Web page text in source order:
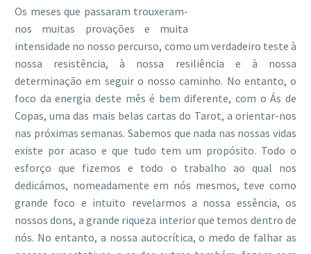
Os meses que passaram trouxeram-
nos muitas provações e muita
intensidade no nosso percurso, como um verdadeiro teste à
nossa resistência, à nossa resiliência e à nossa
determinação em seguir o nosso caminho. No entanto, o
foco da energia deste mês é bem diferente, com o Ás de
Copas, uma das mais belas cartas do Tarot, a orientar-nos
nas próximas semanas. Sabemos que nada nas nossas vidas
existe por acaso e que tudo tem um propósito. Todo o
esforço que fizemos e todo o trabalho ao qual nos
dedicámos, nomeadamente em nós mesmos, teve como
grande foco e intuito revelarmos a nossa essência, os
nossos dons, a grande riqueza interior que temos dentro de
nós. No entanto, a nossa autocrítica, o medo de falhar as